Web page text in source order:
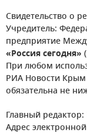
Свидетельство о
Учредитель:
предприятие
«Россия сегодня»
При любом
РИА Новости Крым
обязательна не
Главный редактор:
Адрес